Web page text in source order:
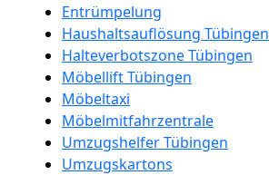
Entrümpelung
Haushaltsauflösung Tübingen
Halteverbotszone Tübingen
Möbellift Tübingen
Möbeltaxi
Möbelmitfahrzentrale
Umzugshelfer Tübingen
Umzugskartons